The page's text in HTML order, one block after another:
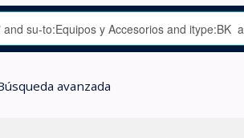
avanzada